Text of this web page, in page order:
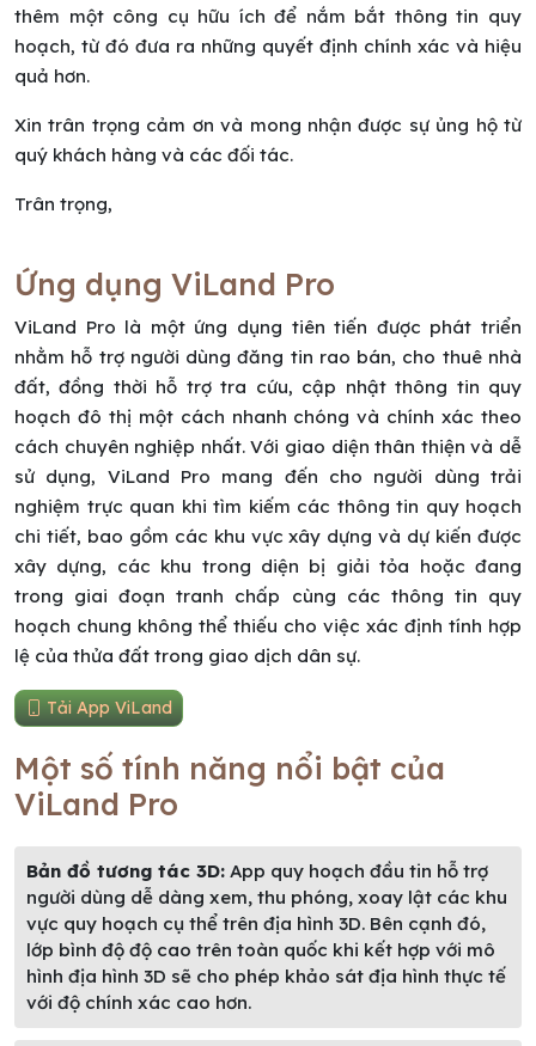
thêm một công cụ hữu ích để nắm bắt thông tin quy
hoạch, từ đó đưa ra những quyết định chính xác và hiệu
quả hơn.
Xin trân trọng cảm ơn và mong nhận được sự ủng hộ từ
quý khách hàng và các đối tác.
Trân trọng,
Ứng dụng ViLand Pro
ViLand Pro là một ứng dụng tiên tiến được phát triển
nhằm hỗ trợ người dùng đăng tin rao bán, cho thuê nhà
đất, đồng thời hỗ trợ tra cứu, cập nhật thông tin quy
hoạch đô thị một cách nhanh chóng và chính xác theo
cách chuyên nghiệp nhất. Với giao diện thân thiện và dễ
sử dụng, ViLand Pro mang đến cho người dùng trải
nghiệm trực quan khi tìm kiếm các thông tin quy hoạch
chi tiết, bao gồm các khu vực xây dựng và dự kiến được
xây dựng, các khu trong diện bị giải tỏa hoặc đang
trong giai đoạn tranh chấp cùng các thông tin quy
hoạch chung không thể thiếu cho việc xác định tính hợp
lệ của thửa đất trong giao dịch dân sự.
Tải App ViLand
Một số tính năng nổi bật của
ViLand Pro
Bản đồ tương tác 3D: App quy hoạch đầu tin hỗ trợ
người dùng dễ dàng xem, thu phóng, xoay lật các khu
vực quy hoạch cụ thể trên địa hình 3D. Bên cạnh đó,
lớp bình độ độ cao trên toàn quốc khi kết hợp với mô
hình địa hình 3D sẽ cho phép khảo sát địa hình thực tế
với độ chính xác cao hơn.